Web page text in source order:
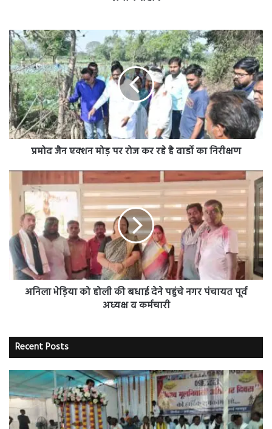
प्रमोद
जैन
एक्शन
मोड़
पर
रोज
कर
रहे
है
निरीक्षण
प्रमोद जैन एक्शन मोड़ पर रोज कर रहे है वार्डो का निरीक्षण
अनिला
भेड़िया
को
होली
की
बधाई
देने
पहुंचे
नगर
पंचायत
कर्मचारी
अनिला भेड़िया को होली की बधाई देने पहुंचे नगर पंचायत पूर्व
अध्यक्ष व कर्मचारी
Recent Posts